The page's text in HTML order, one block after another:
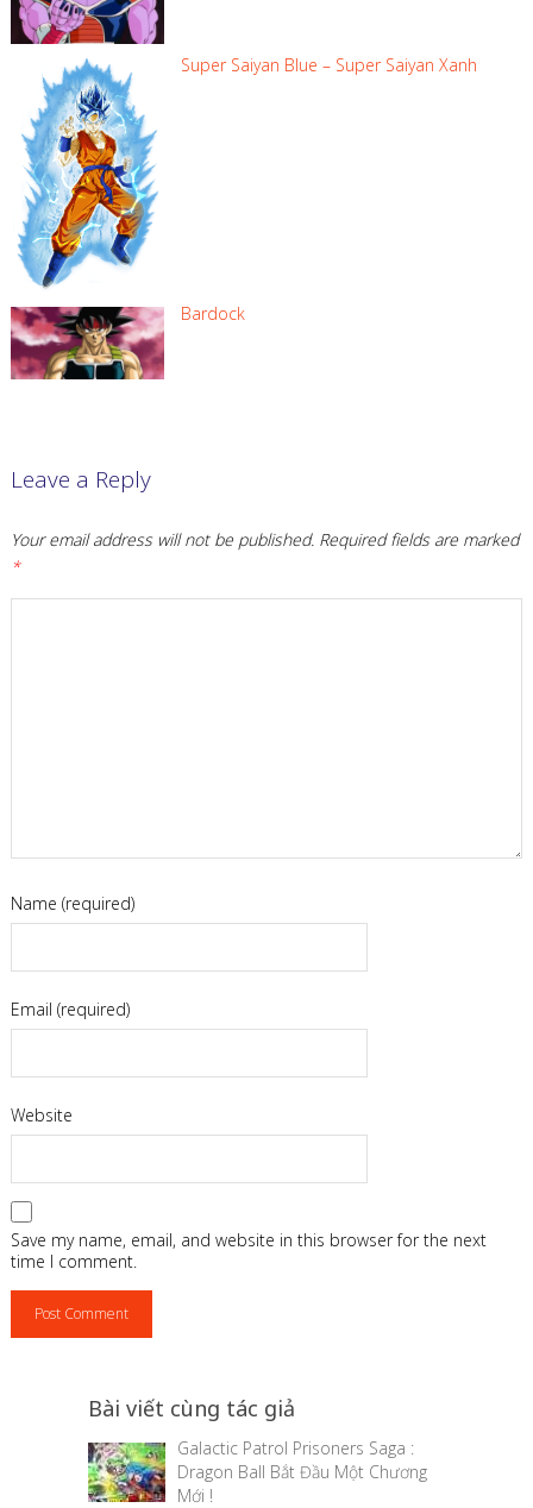
Super Saiyan Blue – Super Saiyan Xanh
Bardock
Leave a Reply
Your email address will not be published. Required fields are marked
*
Name (required)
Email (required)
Website
Save my name, email, and website in this browser for the next
time I comment.
Bài viết cùng tác giả
Galactic Patrol Prisoners Saga :
Dragon Ball Bắt Đầu Một Chương
Mới !